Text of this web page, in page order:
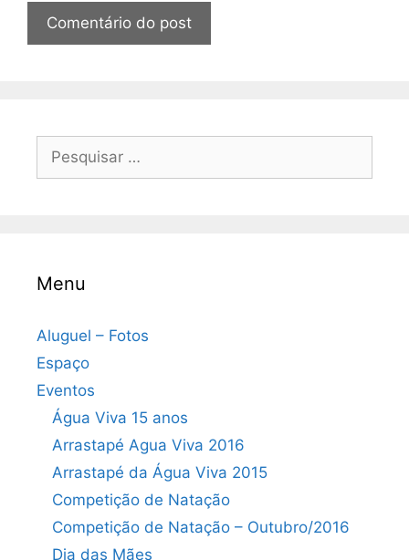
por:
Menu
Aluguel – Fotos
Espaço
Eventos
Água Viva 15 anos
Arrastapé Agua Viva 2016
Arrastapé da Água Viva 2015
Competição de Natação
Competição de Natação – Outubro/2016
Dia das Mães